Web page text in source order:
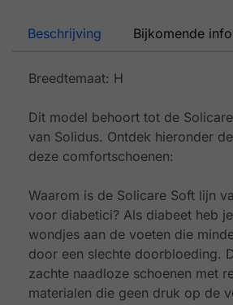
Beschrijving Bijkomende
Breedtemaat: H
Dit model behoort tot de
van Solidus. Ontdek hieronder
deze comfortschoenen:
Waarom is de Solicare Soft lijn
voor diabetici? Als diabeet heb
wondjes aan de voeten die
door een slechte doorbloeding.
zachte naadloze schoenen met
materialen die geen druk op de